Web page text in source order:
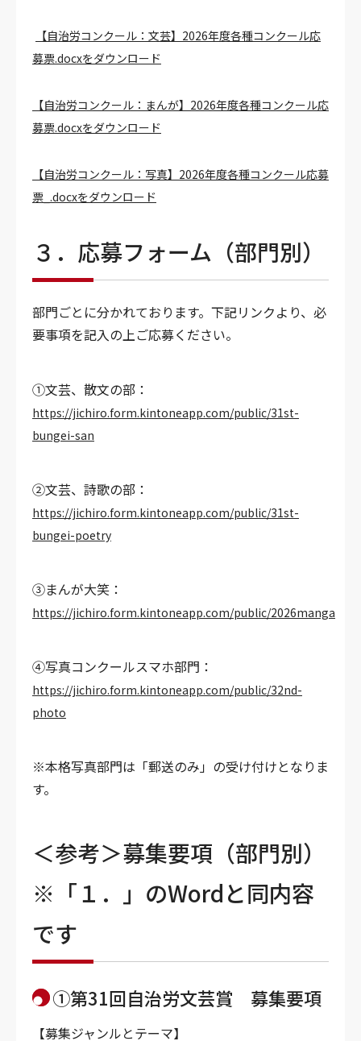
【自治労コンクール：文芸】2026年度各種コンクール応
募票.docxをダウンロード
【自治労コンクール：まんが】2026年度各種コンクール応
募票.docxをダウンロード
【自治労コンクール：写真】2026年度各種コンクール応募
票_.docxをダウンロード
３．応募フォーム（部門別）
部門ごとに分かれております。下記リンクより、必
要事項を記入の上ご応募ください。
①文芸、散文の部：
https://jichiro.form.kintoneapp.com/public/31st-
bungei-san
②文芸、詩歌の部：
https://jichiro.form.kintoneapp.com/public/31st-
bungei-poetry
③まんが大笑：
https://jichiro.form.kintoneapp.com/public/2026manga
④写真コンクールスマホ部門：
https://jichiro.form.kintoneapp.com/public/32nd-
photo
※本格写真部門は「郵送のみ」の受け付けとなりま
す。
＜参考＞募集要項（部門別）
※「１．」のWordと同内容
です
①第31回自治労文芸賞 募集要項
【募集ジャンルとテーマ】